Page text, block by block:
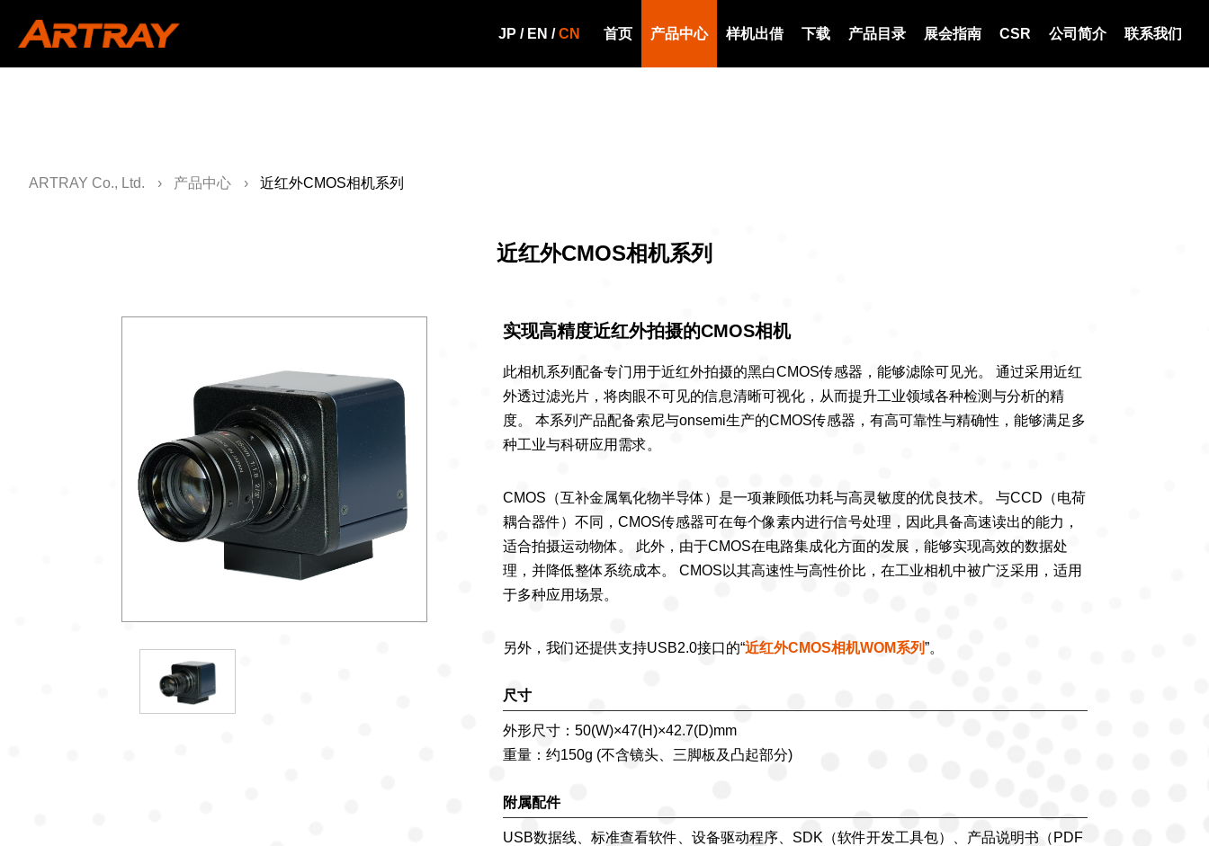
JP / EN /CN 首页 产品中心 样机出借 下载 产品目录 展会指南 CSR 公司简介 联系我们
ARTRAY Co., Ltd. 产品中心 近红外CMOS相机系列
近红外CMOS相机系列
实现高精度近红外拍摄的CMOS相机
此相机系列配备专门用于近红外拍摄的黑白CMOS传感器，能够滤除可见光。 通过采用近红
外透过滤光片，将肉眼不可见的信息清晰可视化，从而提升工业领域各种检测与分析的精
度。 本系列产品配备索尼与onsemi生产的CMOS传感器，有高可靠性与精确性，能够满足多
种工业与科研应用需求。
CMOS（互补金属氧化物半导体）是一项兼顾低功耗与高灵敏度的优良技术。 与CCD（电荷
耦合器件）不同，CMOS传感器可在每个像素内进行信号处理，因此具备高速读出的能力，
适合拍摄运动物体。 此外，由于CMOS在电路集成化方面的发展，能够实现高效的数据处
理，并降低整体系统成本。 CMOS以其高速性与高性价比，在工业相机中被广泛采用，适用
于多种应用场景。
另外，我们还提供支持USB2.0接口的“近红外CMOS相机WOM系列”。
尺寸
外形尺寸：50(W)×47(H)×42.7(D)mm
重量：约150g (不含镜头、三脚板及凸起部分)
附属配件
USB数据线、标准查看软件、设备驱动程序、SDK（软件开发工具包）、产品说明书（PDF